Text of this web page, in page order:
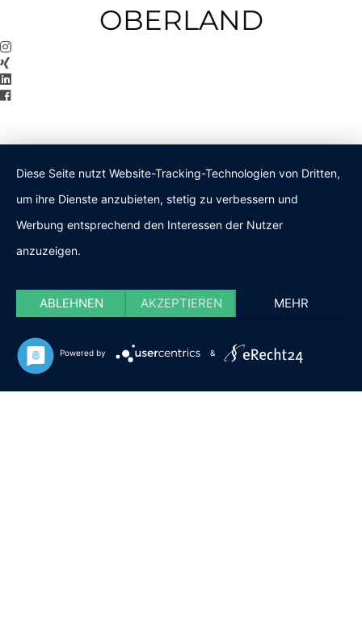
OBERLAND
Diese Seite nutzt Website-Tracking-Technologien von Dritten,
um ihre Dienste anzubieten, stetig zu verbessern und
Werbung entsprechend den Interessen der Nutzer
anzuzeigen.
ABLEHNEN AKZEPTIEREN MEHR
Powered by &